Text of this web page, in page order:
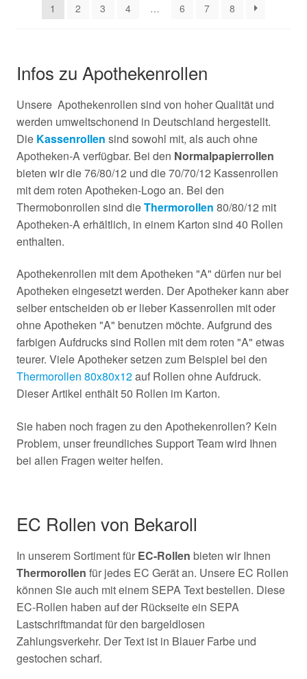
1 2 3 4 … 6 7 8
Infos zu Apothekenrollen
Unsere Apothekenrollen sind von hoher Qualität und
werden umweltschonend in Deutschland hergestellt.
Die Kassenrollen sind sowohl mit, als auch ohne
Apotheken-A verfügbar. Bei den Normalpapierrollen
bieten wir die 76/80/12 und die 70/70/12 Kassenrollen
mit dem roten Apotheken-Logo an. Bei den
Thermobonrollen sind dieThermorollen 80/80/12 mit
Apotheken-A erhältlich, in einem Karton sind 40 Rollen
enthalten.
Apothekenrollen mit dem Apotheken "A" dürfen nur bei
Apotheken eingesetzt werden. Der Apotheker kann aber
selber entscheiden ob er lieber Kassenrollen mit oder
ohne Apotheken "A" benutzen möchte. Aufgrund des
farbigen Aufdrucks sind Rollen mit dem roten "A" etwas
teurer. Viele Apotheker setzen zum Beispiel bei den
Thermorollen 80x80x12auf Rollen ohne Aufdruck.
Dieser Artikel enthält 50 Rollen im Karton.
Sie haben noch fragen zu den Apothekenrollen? Kein
Problem, unser freundliches Support Team wird Ihnen
bei allen Fragen weiter helfen.
EC Rollen von Bekaroll
In unserem Sortiment für EC-Rollen bieten wir Ihnen
Thermorollen für jedes EC Gerät an. Unsere EC Rollen
können Sie auch mit einem SEPA Text bestellen. Diese
EC-Rollen haben auf der Rückseite ein SEPA
Lastschriftmandat für den bargeldlosen
Zahlungsverkehr. Der Text ist in Blauer Farbe und
gestochen scharf.